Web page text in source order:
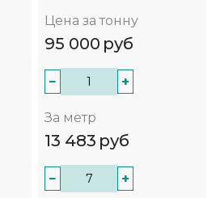
Цена за тонну
95 000 руб
− +
За метр
13 483 руб
− +